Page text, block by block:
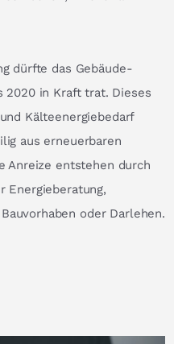
dürfte das Gebäude-
2020 in Kraft trat. Dieses
Kälteenergiebedarf
aus erneuerbaren
Anreize entstehen durch
Energieberatung,
oder Darlehen.